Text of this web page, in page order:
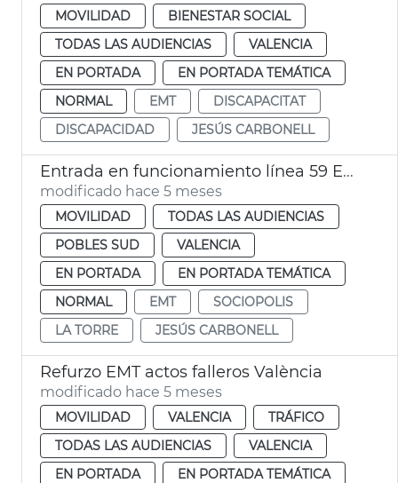
MOVILIDAD
BIENESTAR SOCIAL
TODAS LAS AUDIENCIAS
VALENCIA
EN PORTADA
EN PORTADA TEMÁTICA
NORMAL
EMT
DISCAPACITAT
DISCAPACIDAD
JESÚS CARBONELL
Entrada en funcionamiento línea 59 EMT València
modificado hace 5 meses
MOVILIDAD
TODAS LAS AUDIENCIAS
POBLES SUD
VALENCIA
EN PORTADA
EN PORTADA TEMÁTICA
NORMAL
EMT
SOCIOPOLIS
LA TORRE
JESÚS CARBONELL
Refurzo EMT actos falleros València
modificado hace 5 meses
MOVILIDAD VALENCIA
TRÁFICO
TODAS LAS AUDIENCIAS
VALENCIA
EN PORTADA
EN PORTADA TEMÁTICA